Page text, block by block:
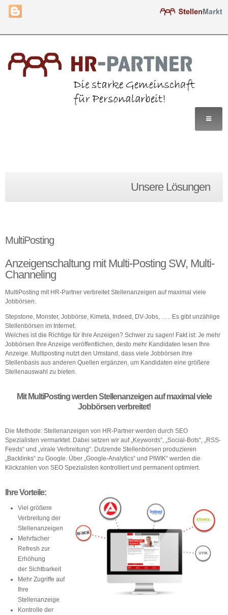
Unsere Lösungen
MultiPosting
Anzeigenschaltung mit Multi-Posting SW, Multi-
Channeling
MultiPosting mit HR-Partner verbreitet Stellenanzeigen auf maximal viele
Jobbörsen.
Stepstone, Monster, Jobbörse, Kimeta, Indeed, DV-Jobs, ….. Es gibt unzählige
Stellenbörsen im Internet.
Welches ist die Richtige für Ihre Anzeigen? Schwer zu sagen! Fakt ist: Je mehr
Jobbörsen Ihre Anzeige veröffentlichen, desto mehr Kandidaten lesen Ihre
Anzeige. Multiposting nutzt den Umstand, dass viele Jobbörsen ihre
Stellenbasis aus anderen Quellen ergänzen, um Kandidaten eine größere
Stellenauswahl zu bieten.
Mit MultiPosting werden Stellenanzeigen auf maximal viele
Jobbörsen verbreitet!
Die Methode: Stellenanzeigen von HR-Partner werden durch SEO
Spezialisten vermarktet. Dabei setzen wir auf „Keywords“, „Social-Bots“, „RSS-
Feeds“ und „virale Verbreitung“. Dutzende Stellenbörsen produzieren
„Backlinks“ zu Google. Über „Google-Analytics“ und PIWIK“ werden die
Klickzahlen von SEO Spezialisten kontrolliert und permanent optimiert.
Ihre Vorteile:
Viel größere
Verbreitung der
Stellenanzeigen
Mehrfacher
Refresh zur
Erhöhung
der Sichtbarkeit
Mehr Zugriffe auf
Ihre
Stellenanzeige
Kontrolle der